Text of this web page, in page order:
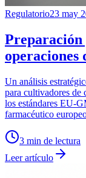
Regulatorio23 may
Un análisis
para cultivadores de
los estándares EU-
farmacéutico
3 min de lectura
Leer artículo